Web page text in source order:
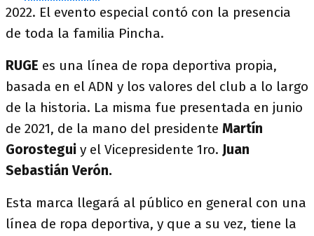
2022. El evento especial contó con la presencia
de toda la familia Pincha.
RUGE es una línea de ropa deportiva propia,
basada en el ADN y los valores del club a lo largo
de la historia. La misma fue presentada en junio
de 2021, de la mano del presidente Martín
Gorostegui y el Vicepresidente 1ro. Juan
Sebastián Verón.
Esta marca llegará al público en general con una
línea de ropa deportiva, y que a su vez, tiene la